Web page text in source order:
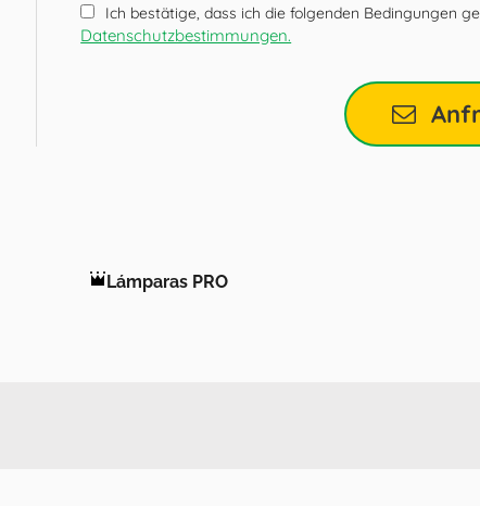
Ich bestätige, dass ich die folgenden Bedingungen
Datenschutzbestimmungen.
Lámparas PRO